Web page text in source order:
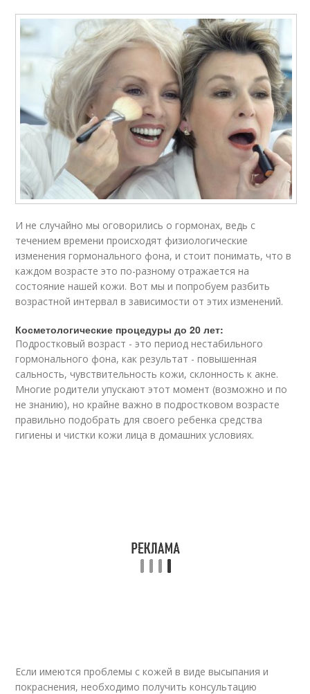
И не случайно мы оговорились о гормонах, ведь с
течением времени происходят физиологические
изменения гормонального фона, и стоит понимать, что в
каждом возрасте это по-разному отражается на
состояние нашей кожи. Вот мы и попробуем разбить
возрастной интервал в зависимости от этих изменений.
Косметологические процедуры до 20 лет:
Подростковый возраст - это период нестабильного
гормонального фона, как результат - повышенная
сальность, чувствительность кожи, склонность к акне.
Многие родители упускают этот момент (возможно и по
не знанию), но крайне важно в подростковом возрасте
правильно подобрать для своего ребенка средства
гигиены и чистки кожи лица в домашних условиях.
Если имеются проблемы с кожей в виде высыпания и
покраснения, необходимо получить консультацию